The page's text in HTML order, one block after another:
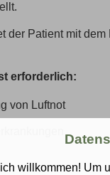
der Patient mit
erforderlich:
von Luftnot
willkommen! Um